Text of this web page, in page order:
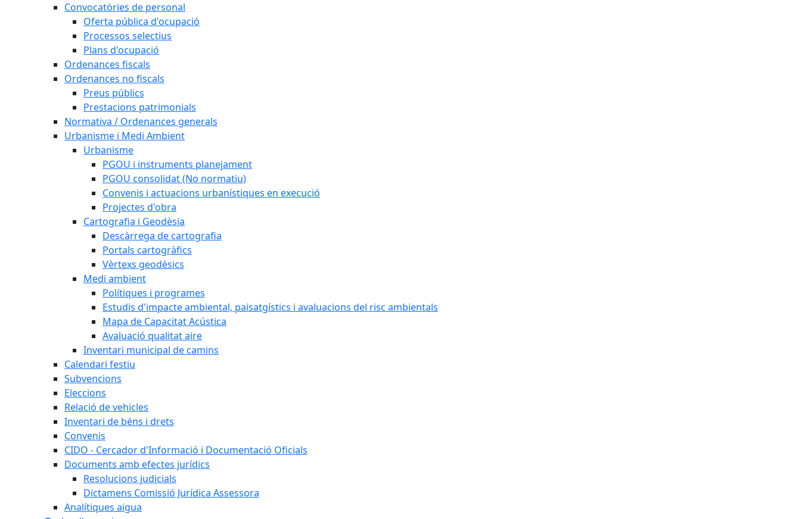
Convocatòries de personal
Oferta pública d'ocupació
Processos selectius
Plans d'ocupació
Ordenances fiscals
Ordenances no fiscals
Preus públics
Prestacions patrimonials
Normativa / Ordenances generals
Urbanisme i Medi Ambient
Urbanisme
PGOU i instruments planejament
PGOU consolidat (No normatiu)
Convenis i actuacions urbanístiques en execució
Projectes d'obra
Cartografia i Geodèsia
Descàrrega de cartografia
Portals cartogràfics
Vèrtexs geodèsics
Medi ambient
Polítiques i programes
Estudis d'impacte ambiental, paisatgístics i avaluacions del risc ambientals
Mapa de Capacitat Acústica
Avaluació qualitat aire
Inventari municipal de camins
Calendari festiu
Subvencions
Eleccions
Relació de vehicles
Inventari de béns i drets
Convenis
CIDO - Cercador d'Informació i Documentació Oficials
Documents amb efectes jurídics
Resolucions judicials
Dictamens Comissió Jurídica Assessora
Analítiques aigua